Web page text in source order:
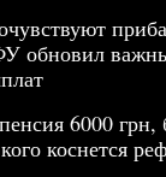
обновил
6000 грн,
коснется